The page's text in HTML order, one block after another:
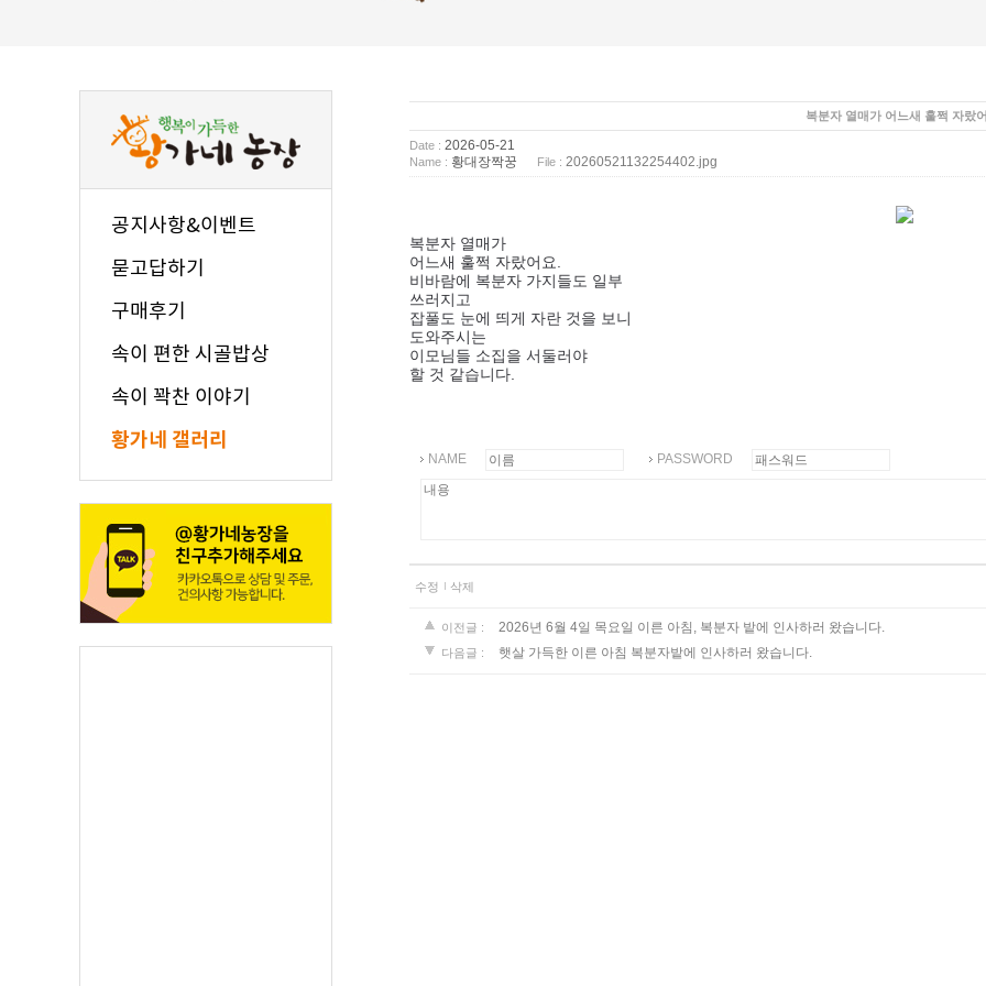
공지사항&이벤트
묻고답하기
구매후기
속이 편한 시골밥상
속이 꽉찬 이야기
황가네 갤러리
복분자 열매가 어느새 훌쩍 자랐
Date : 2026-05-21
Name : 황대장짝꿍 File : 20260521132254402.jpg
복분자 열매가
어느새 훌쩍 자랐어요.
비바람에 복분자 가지들도 일부
쓰러지고
잡풀도 눈에 띄게 자란 것을 보니
도와주시는
이모님들 소집을 서둘러야
할 것 같습니다.
NAME PASSWORD
수정 삭제
이전글 : 2026년 6월 4일 목요일 이른 아침, 복분자 밭에 인사하러 왔습니다.
다음글 : 햇살 가득한 이른 아침 복분자밭에 인사하러 왔습니다.